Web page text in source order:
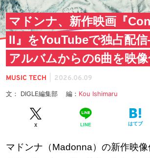
マドンナ、新作映画『
II』をYouTubeで独占配
アルバムからの6曲を映
MUSIC TECH 2026.06.09
文： DIGLE編集部 編： Kou Ishimaru
X LINE はてブ
マドンナ（Madonna）の新作映像